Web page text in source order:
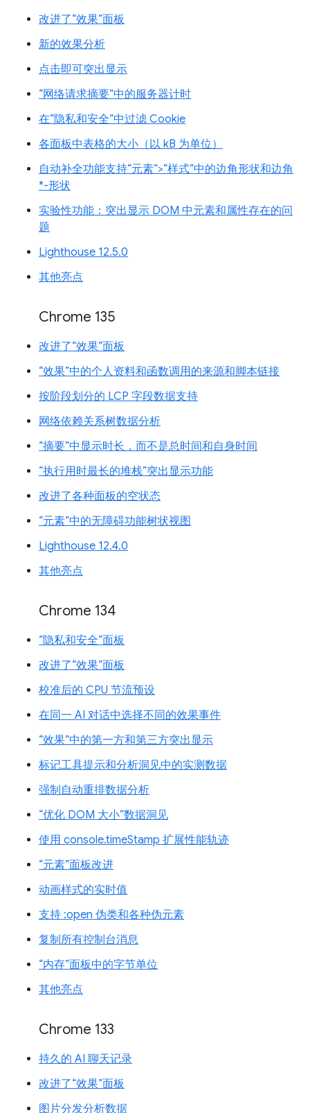
改进了“效果”面板
新的效果分析
点击即可突出显示
“网络请求摘要”中的服务器计时
在“隐私和安全”中过滤 Cookie
各面板中表格的大小（以 kB 为单位）
自动补全功能支持“元素”>“样式”中的边角形状和边角
*-形状
实验性功能：突出显示 DOM 中元素和属性存在的问
题
Lighthouse 12.5.0
其他亮点
Chrome 135
改进了“效果”面板
“效果”中的个人资料和函数调用的来源和脚本链接
按阶段划分的 LCP 字段数据支持
网络依赖关系树数据分析
“摘要”中显示时长，而不是总时间和自身时间
“执行用时最长的堆栈”突出显示功能
改进了各种面板的空状态
“元素”中的无障碍功能树状视图
Lighthouse 12.4.0
其他亮点
Chrome 134
“隐私和安全”面板
改进了“效果”面板
校准后的 CPU 节流预设
在同一 AI 对话中选择不同的效果事件
“效果”中的第一方和第三方突出显示
标记工具提示和分析洞见中的实测数据
强制自动重排数据分析
“优化 DOM 大小”数据洞见
使用 console.timeStamp 扩展性能轨迹
“元素”面板改进
动画样式的实时值
支持 :open 伪类和各种伪元素
复制所有控制台消息
“内存”面板中的字节单位
其他亮点
Chrome 133
持久的 AI 聊天记录
改进了“效果”面板
图片分发分析数据